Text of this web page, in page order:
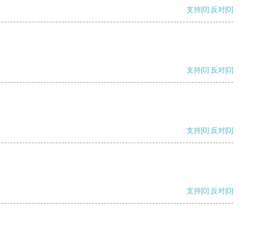
支持[0] 反对[0]
支持[0] 反对[0]
支持[0] 反对[0]
支持[0] 反对[0]